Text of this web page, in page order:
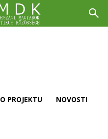
O PROJEKTU NOVOSTI